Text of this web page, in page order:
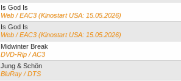
Is God Is
Web / EAC3 (Kinostart USA: 15.05.2026)
Is God Is
Web / EAC3 (Kinostart USA: 15.05.2026)
Midwinter Break
DVD-Rip / AC3
Jung & Schön
BluRay / DTS